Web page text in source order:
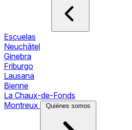
Escuelas
Neuchâtel
Ginebra
Friburgo
Lausana
Bienne
La Chaux-de-Fonds
Montreux
Quiénes somos